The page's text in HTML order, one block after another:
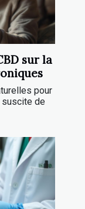
sur la
pour
suscite de